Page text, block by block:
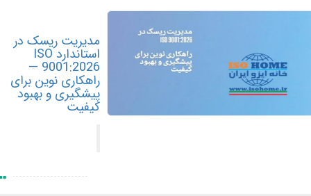
مدیریت ریسک در
استاندارد ISO
9001:2026 —
راهکاری نوین برای
پیشگیری و بهبود
کیفیت